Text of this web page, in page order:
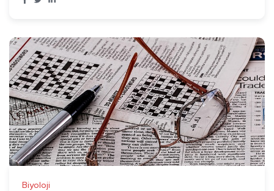
Biyoloji